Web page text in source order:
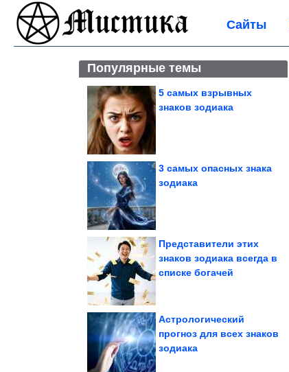
Сайты
Популярные темы
5 самых взрывных
знаков зодиака
3 самых опасных знака
зодиака
Представители этих
знаков зодиака всегда в
списке богачей
Астрологический
прогноз для всех знаков
зодиака